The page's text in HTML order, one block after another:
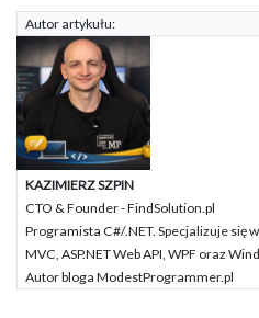
Autor artykułu:
KAZIMIERZ SZPIN
CTO & Founder - FindSolution.pl
Programista C#/.NET. Specjalizuje się w
MVC, ASP.NET Web API, WPF oraz
Autor bloga ModestProgrammer.pl